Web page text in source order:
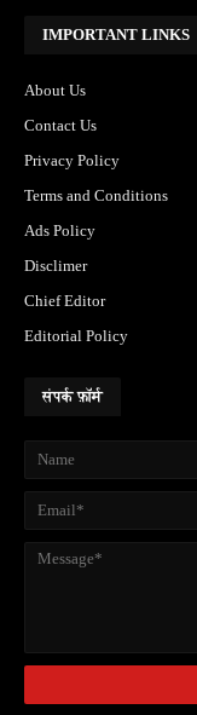
IMPORTANT LINKS
About Us
Contact Us
Privacy Policy
Terms and Conditions
Ads Policy
Disclimer
Chief Editor
Editorial Policy
संपर्क फ़ॉर्म